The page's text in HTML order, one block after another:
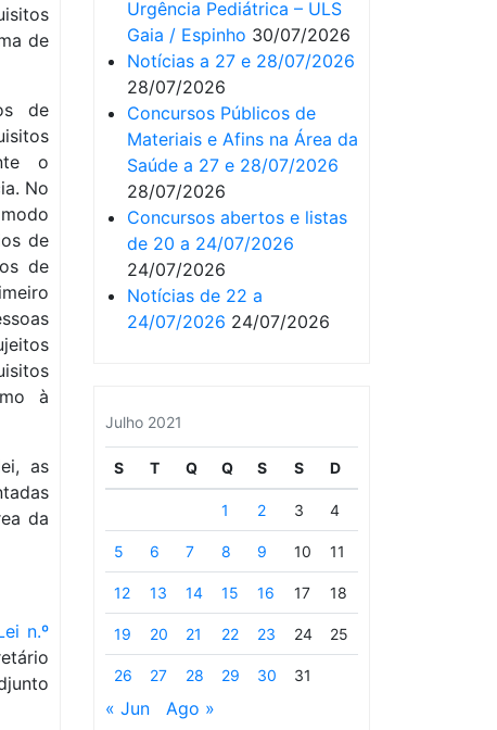
de
de
o
No
de
de
à
as
da
n.º
Urgência Pediátrica – ULS
Gaia / Espinho 30/07/2026
Notícias a 27 e 28/07/2026
28/07/2026
Concursos Públicos de
Materiais e Afins na Área da
Saúde a 27 e 28/07/2026
28/07/2026
Concursos abertos e listas
de 20 a 24/07/2026
24/07/2026
Notícias de 22 a
24/07/2026 24/07/2026
Julho 2021
S T Q Q S S D
1 2 3 4
5 6 7 8 9 10 11
12 13 14 15 16 17 18
19 20 21 22 23 24 25
26 27 28 29 30 31
« Jun Ago »